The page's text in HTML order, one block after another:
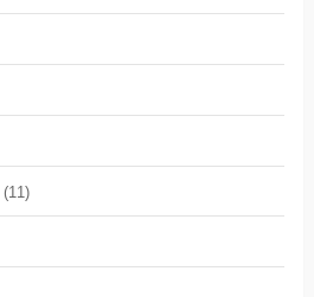
(11)